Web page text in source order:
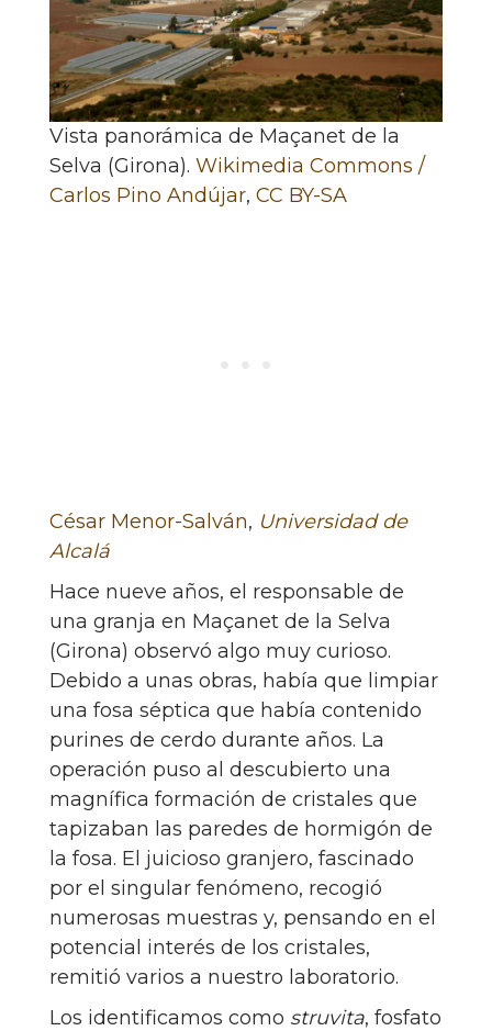
Vista panorámica de Maçanet de la
Selva (Girona). Wikimedia Commons /
Carlos Pino Andújar, CC BY-SA
César Menor-Salván, Universidad de
Alcalá
Hace nueve años, el responsable de
una granja en Maçanet de la Selva
(Girona) observó algo muy curioso.
Debido a unas obras, había que limpiar
una fosa séptica que había contenido
purines de cerdo durante años. La
operación puso al descubierto una
magnífica formación de cristales que
tapizaban las paredes de hormigón de
la fosa. El juicioso granjero, fascinado
por el singular fenómeno, recogió
numerosas muestras y, pensando en el
potencial interés de los cristales,
remitió varios a nuestro laboratorio.
Los identificamos como struvita, fosfato